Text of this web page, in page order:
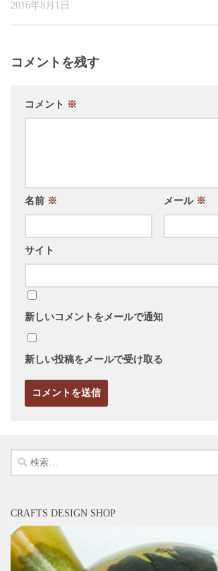
2016年8月1日
コメントを残す
コメント ※
名前 ※ メール ※
サイト
新しいコメントをメールで通知
新しい投稿をメールで受け取る
検
索:
CRAFTS DESIGN SHOP